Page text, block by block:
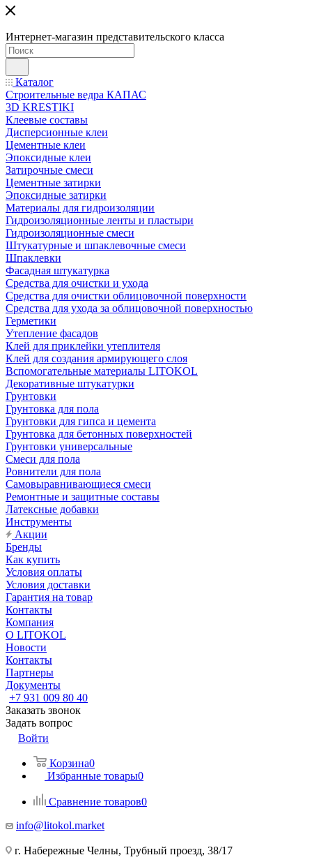
Интернет-магазин представительского класса
Каталог
Строительные ведра КАПАС
3D KRESTIKI
Клеевые составы
Дисперсионные клеи
Цементные клеи
Эпоксидные клеи
Затирочные смеси
Цементные затирки
Эпоксидные затирки
Материалы для гидроизоляции
Гидроизоляционные ленты и пластыри
Гидроизоляционные смеси
Штукатурные и шпаклевочные смеси
Шпаклевки
Фасадная штукатурка
Средства для очистки и ухода
Средства для очистки облицовочной поверхности
Средства для ухода за облицовочной поверхностью
Герметики
Утепление фасадов
Клей для приклейки утеплителя
Клей для создания армирующего слоя
Вспомогательные материалы LITOKOL
Декоративные штукатурки
Грунтовки
Грунтовка для пола
Грунтовки для гипса и цемента
Грунтовка для бетонных поверхностей
Грунтовки универсальные
Смеси для пола
Ровнители для пола
Самовыравнивающиеся смеси
Ремонтные и защитные составы
Латексные добавки
Инструменты
Акции
Бренды
Как купить
Условия оплаты
Условия доставки
Гарантия на товар
Контакты
Компания
О LITOKOL
Новости
Контакты
Партнеры
Документы
+7 931 009 80 40
Заказать звонок
Задать вопрос
Войти
Корзина0
Избранные товары0
Сравнение товаров0
info@litokol.market
г. Набережные Челны, Трубный проезд, 38/17